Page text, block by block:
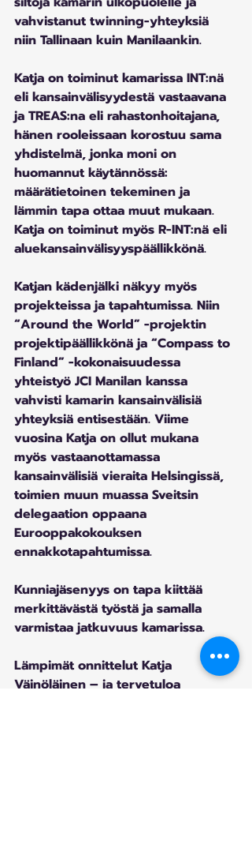
vahvistanut twinning-yhteyksiä
niin Tallinaan kuin Manilaankin.
Katja on toiminut kamarissa INT:nä
eli kansainvälisyydestä vastaavana
ja TREAS:na eli rahastonhoitajana,
hänen rooleissaan korostuu sama
yhdistelmä, jonka moni on
huomannut käytännössä:
määrätietoinen tekeminen ja
lämmin tapa ottaa muut mukaan.
Katja on toiminut myös R-INT:nä eli
aluekansainvälisyyspäällikkönä.
Katjan kädenjälki näkyy myös
projekteissa ja tapahtumissa. Niin
“Around the World” -projektin
projektipäällikkönä ja “Compass to
Finland” -kokonaisuudessa
yhteistyö JCI Manilan kanssa
vahvisti kamarin kansainvälisiä
yhteyksiä entisestään. Viime
vuosina Katja on ollut mukana
myös vastaanottamassa
kansainvälisiä vieraita Helsingissä,
toimien muun muassa Sveitsin
delegaation oppaana
Eurooppakokouksen
ennakkotapahtumissa.
Kunniajäsenyys on tapa kiittää
merkittävästä työstä ja samalla
varmistaa jatkuvuus kamarissa.
Lämpimät onnittelut Katja
Väinöläinen – ja tervetuloa